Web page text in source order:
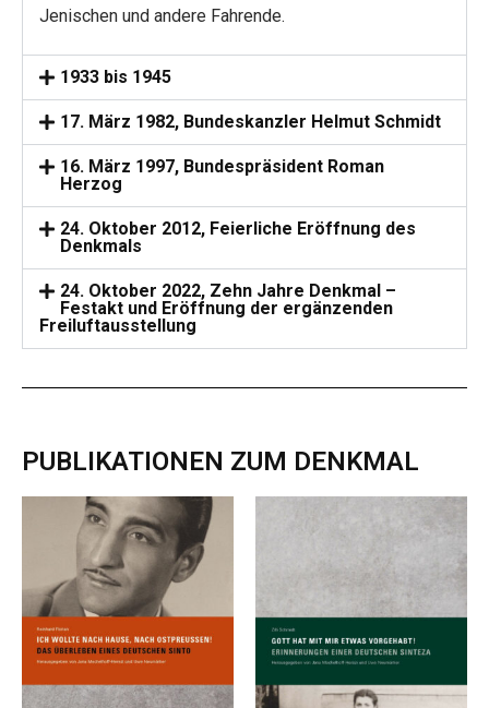
Jenischen und andere Fahrende.
1933 bis 1945
17. März 1982, Bundeskanzler Helmut Schmidt
16. März 1997, Bundespräsident Roman
Herzog
24. Oktober 2012, Feierliche Eröffnung des
Denkmals
24. Oktober 2022, Zehn Jahre Denkmal –
Festakt und Eröffnung der ergänzenden
Freiluftausstellung
PUBLIKATIONEN ZUM DENKMAL